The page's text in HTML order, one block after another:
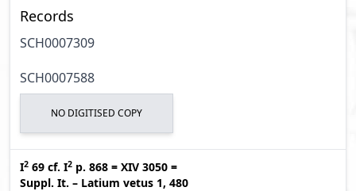
Records
SCH0007309
SCH0007588
NO DIGITISED COPY
I2 69 cf. I2 p. 868 = XIV 3050 =
Suppl. It. – Latium vetus 1, 480